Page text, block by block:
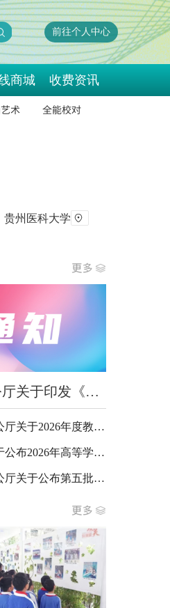
前往个人中心
商城 收费资讯
术 全能校对
贵州医科大学
教育部办公厅关于印发《义务教育阶段科学教育“做中学”领航行动指南》的通知
教育部办公厅关于2026年度教育部大中小学课程教材研究项目立项的通知
教育部关于公布2026年高等学历继续教育拟招生专业备案结果和校外教学点设置备案结果的通知
教育部办公厅关于公布第五批全国党建工作示范高校、标杆院系、样板支部培育创建单位名单的通知